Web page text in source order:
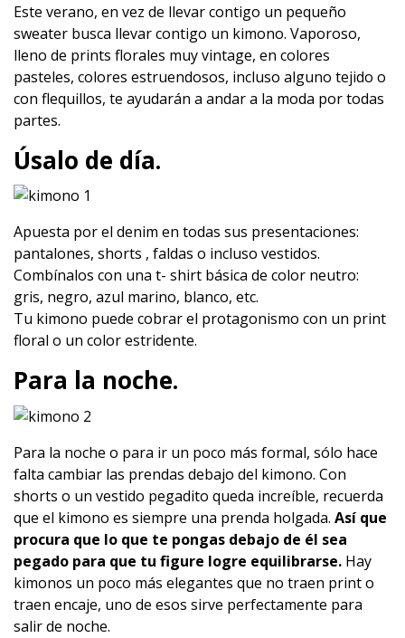
Este verano, en vez de llevar contigo un pequeño
sweater busca llevar contigo un kimono. Vaporoso,
lleno de prints florales muy vintage, en colores
pasteles, colores estruendosos, incluso alguno tejido o
con flequillos, te ayudarán a andar a la moda por todas
partes.
Úsalo de día.
Apuesta por el denim en todas sus presentaciones:
pantalones, shorts , faldas o incluso vestidos.
Combínalos con una t- shirt básica de color neutro:
gris, negro, azul marino, blanco, etc.
Tu kimono puede cobrar el protagonismo con un print
floral o un color estridente.
Para la noche.
Para la noche o para ir un poco más formal, sólo hace
falta cambiar las prendas debajo del kimono. Con
shorts o un vestido pegadito queda increíble, recuerda
que el kimono es siempre una prenda holgada. Así que
procura que lo que te pongas debajo de él sea
pegado para que tu figure logre equilibrarse. Hay
kimonos un poco más elegantes que no traen print o
traen encaje, uno de esos sirve perfectamente para
salir de noche.